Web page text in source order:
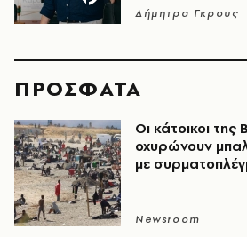
Δήμητρα Γκρους
ΠΡΟΣΦΑΤΑ
Οι κάτοικοι
οχυρώνουν
με
Newsroom